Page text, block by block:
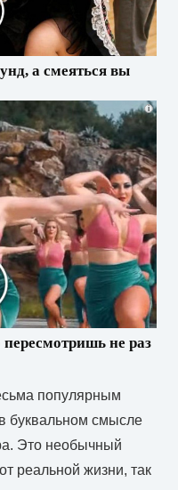
а смеяться вы
i
пересмотришь не раз
популярным
буквальном смысле
Это необычный
реальной жизни, так